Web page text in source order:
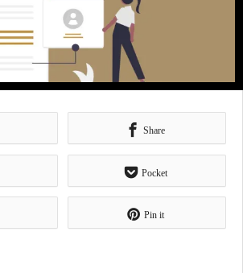
Share
Pocket
Pin it